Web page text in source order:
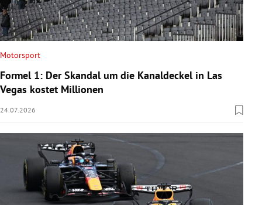
Motorsport
Formel 1: Der Skandal um die Kanaldeckel in Las
Vegas kostet Millionen
24.07.2026